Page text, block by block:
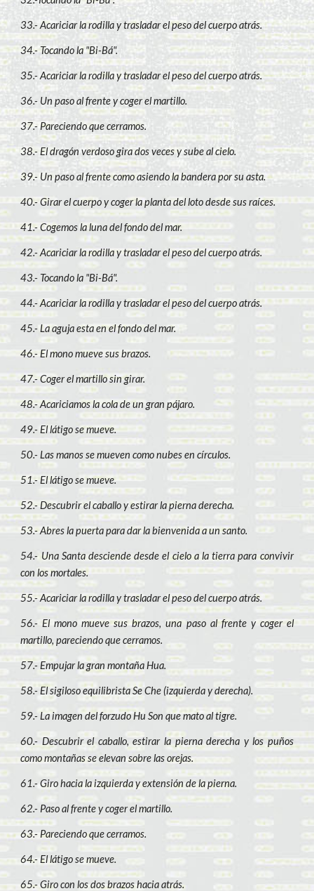
33.- Acariciar la rodilla y trasladar el peso del cuerpo atrás.
34.- Tocando la "Bi-Bá".
35.- Acariciar la rodilla y trasladar el peso del cuerpo atrás.
36.- Un paso al frente y coger el martillo.
37.- Pareciendo que cerramos.
38.- El dragón verdoso gira dos veces y sube al cielo.
39.- Un paso al frente como asiendo la bandera por su asta.
40.- Girar el cuerpo y coger la planta del loto desde sus raíces.
41.- Cogemos la luna del fondo del mar.
42.- Acariciar la rodilla y trasladar el peso del cuerpo atrás.
43.- Tocando la "Bi-Bá".
44.- Acariciar la rodilla y trasladar el peso del cuerpo atrás.
45.- La aguja esta en el fondo del mar.
46.- El mono mueve sus brazos.
47.- Coger el martillo sin girar.
48.- Acariciamos la cola de un gran pájaro.
49.- El látigo se mueve.
50.- Las manos se mueven como nubes en círculos.
51.- El látigo se mueve.
52.- Descubrir el caballo y estirar la pierna derecha.
53.- Abres la puerta para dar la bienvenida a un santo.
54.- Una Santa desciende desde el cielo a la tierra para convivir
con los mortales.
55.- Acariciar la rodilla y trasladar el peso del cuerpo atrás.
56.- El mono mueve sus brazos, una paso al frente y coger el
martillo, pareciendo que cerramos.
57.- Empujar la gran montaña Hua.
58.- El sigiloso equilibrista Se Che (izquierda y derecha).
59.- La imagen del forzudo Hu Son que mato al tigre.
60.- Descubrir el caballo, estirar la pierna derecha y los puños
como montañas se elevan sobre las orejas.
61.- Giro hacia la izquierda y extensión de la pierna.
62.- Paso al frente y coger el martillo.
63.- Pareciendo que cerramos.
64.- El látigo se mueve.
65.- Giro con los dos brazos hacia atrás.